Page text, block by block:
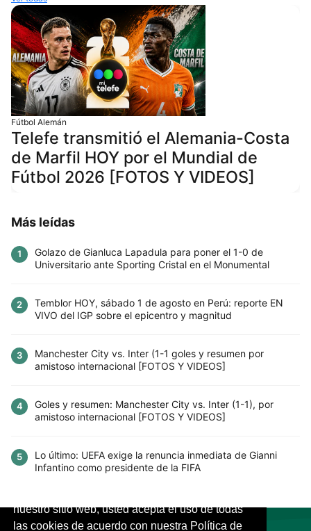
Este sitio utiliza cookies para mejorar la
nuestro sitio web, usted acepta el uso de todas
las cookies de acuerdo con nuestra Política de
Fútbol Alemán
Telefe transmitió el Alemania-Costa
de Marfil HOY por el Mundial de
Fútbol 2026 [FOTOS Y VIDEOS]
Más leídas
1
Golazo de Gianluca Lapadula para poner el 1-0 de
Universitario ante Sporting Cristal en el Monumental
2
Temblor HOY, sábado 1 de agosto en Perú: reporte EN
VIVO del IGP sobre el epicentro y magnitud
3
Manchester City vs. Inter (1-1 goles y resumen por
amistoso internacional [FOTOS Y VIDEOS]
4
Goles y resumen: Manchester City vs. Inter (1-1), por
amistoso internacional [FOTOS Y VIDEOS]
5
Lo último: UEFA exige la renuncia inmediata de Gianni
Infantino como presidente de la FIFA